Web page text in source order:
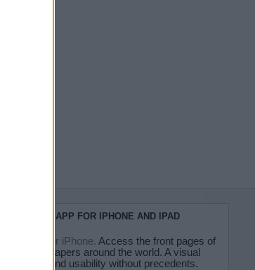
KIOSKO.NET APP FOR IPHONE AND IPAD
Kiosko.net for iPhone. Access the front pages of
major newspapers around the world. A visual
experience and usability without precedents.